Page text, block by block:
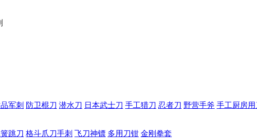
军刺 防卫棍刀 潜水刀 日本武士刀 手工猎刀 忍者刀 野营手斧 手工厨房用
跳刀 格斗爪刀手刺 飞刀神镖 多用刀钳 金刚拳套